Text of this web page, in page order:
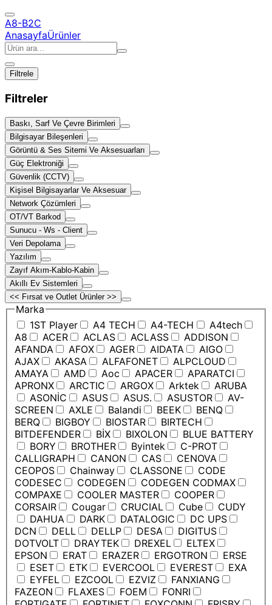
A8-B2C
AnasayfaÜrünler
Filtrele
Filtreler
Baskı, Sarf Ve Çevre Birimleri
Bilgisayar Bileşenleri
Görüntü & Ses Sitemi Ve Aksesuarları
Güç Elektroniği
Güvenlik (CCTV)
Kişisel Bilgisayarlar Ve Aksesuar
Network Çözümleri
OT/VT Barkod
Sunucu - Ws - Client
Veri Depolama
Yazılım
Zayıf Akım-Kablo-Kabin
Akıllı Ev Sistemleri
<< Fırsat ve Outlet Ürünler >>
Marka
1ST Player
A4 TECH A4-TECH
A4tech
A8
ACER ACLAS ACLASS
ADDISON
AFANDA
AFOX AGER AIDATA
AIGO
AJAX
AKASA ALFAFONET
ALPCLOUD
AMAYA
AMD Aoc APACER
APARATCI
APRONX
ARCTIC ARGOX Arktek
ARUBA
ASONİC
ASUS ASUS. ASUSTOR
AV-
SCREEN
AXLE Balandi BEEK
BENQ
BERQ
BIGBOY BIOSTAR
BIRTECH
BITDEFENDER
BİX BIXOLON
BLUE BATTERY
BORY
BROTHER Byintek
C-PROT
CALLIGRAPH
CANON CAS
CENOVA
CEOPOS
Chainway CLASSONE
CODE
CODESEC
CODEGEN
CODEGEN CODMAX
COMPAXE
COOLER MASTER
COOPER
CORSAIR
Cougar CRUCIAL Cube
CUDY
DAHUA
DARK DATALOGIC
DC UPS
DCN
DELL DELLP DESA
DIGITUS
DOTVOLT
DRAYTEK DREXEL
ELTEX
EPSON
ERAT ERAZER ERGOTRON
ERSE
ESET
ETK EVERCOOL EVEREST
EXA
EYFEL
EZCOOL EZVIZ
FANXIANG
FAZEON
FLAXES FOEM
FONRI